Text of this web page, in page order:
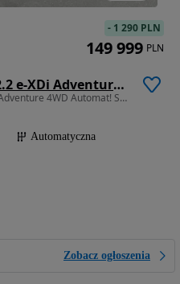
SsangYong/KGM Musso 2.2 e-XDi Adventure 4WD
2157 cm3 • 202 KM • Musso Grand Adventure 4WD Automat! SUPER CENA!!!
Automatyczna
Zobacz ogłoszenia
- 1 290 PLN
149 999 PLN